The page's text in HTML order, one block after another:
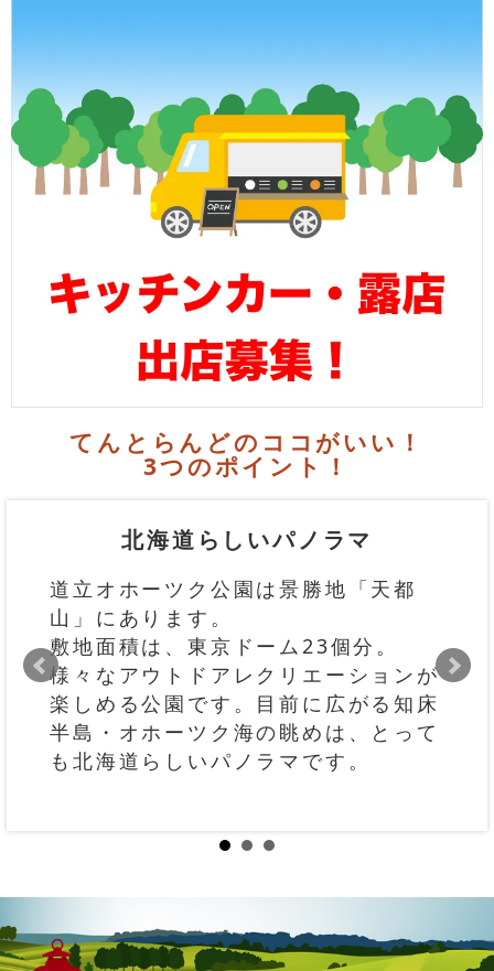
てんとらんどのココがいい！
3つのポイント！
北海道らしいパノラマ
道立オホーツク公園は景勝地「天都
山」にあります。
敷地面積は、東京ドーム23個分。
様々なアウトドアレクリエーションが
楽しめる公園です。目前に広がる知床
半島・オホーツク海の眺めは、とって
も北海道らしいパノラマです。